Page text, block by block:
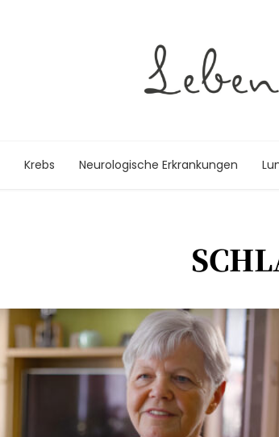
Krebs Neurologische Erkrankungen